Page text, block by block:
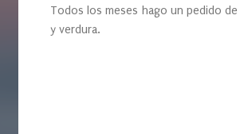
Todos los meses hago un pedido
y verdura.